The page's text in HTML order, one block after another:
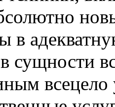
в
сущности
всецело